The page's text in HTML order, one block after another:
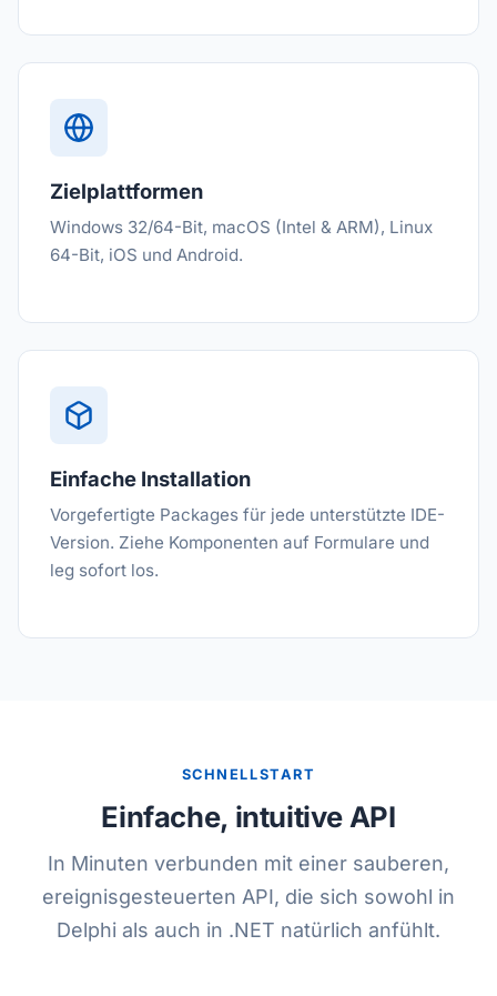
Zielplattformen
Windows 32/64-Bit, macOS (Intel & ARM), Linux
64-Bit, iOS und Android.
Einfache Installation
Vorgefertigte Packages für jede unterstützte IDE-
Version. Ziehe Komponenten auf Formulare und
leg sofort los.
SCHNELLSTART
Einfache, intuitive API
In Minuten verbunden mit einer sauberen,
ereignisgesteuerten API, die sich sowohl in
Delphi als auch in .NET natürlich anfühlt.